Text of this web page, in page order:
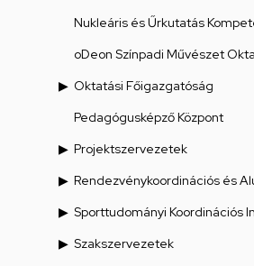
Nukleáris és Űrkutatás
oDeon Színpadi Művészet
Oktatási Főigazgatóság
Pedagógusképző Központ
Projektszervezetek
Rendezvénykoordinációs és
Sporttudományi Koordinációs
Szakszervezetek